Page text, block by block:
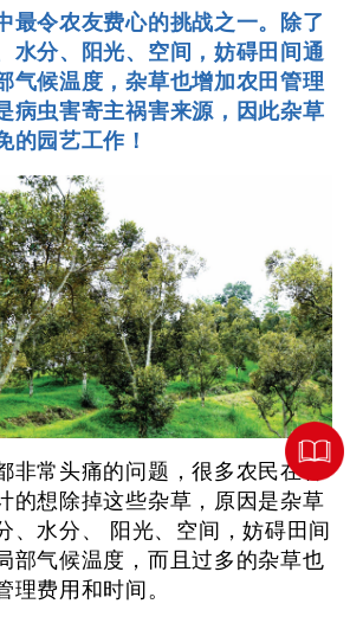
最令农友费心的挑战之一。除了
水分、阳光、空间，妨碍田间通
气候温度，杂草也增加农田管理
病虫害寄主祸害来源，因此杂草
的园艺工作！
非常头痛的问题，很多农民在种
的想除掉这些杂草，原因是杂草
、水分、 阳光、空间，妨碍田间
部气候温度，而且过多的杂草也
理费用和时间。